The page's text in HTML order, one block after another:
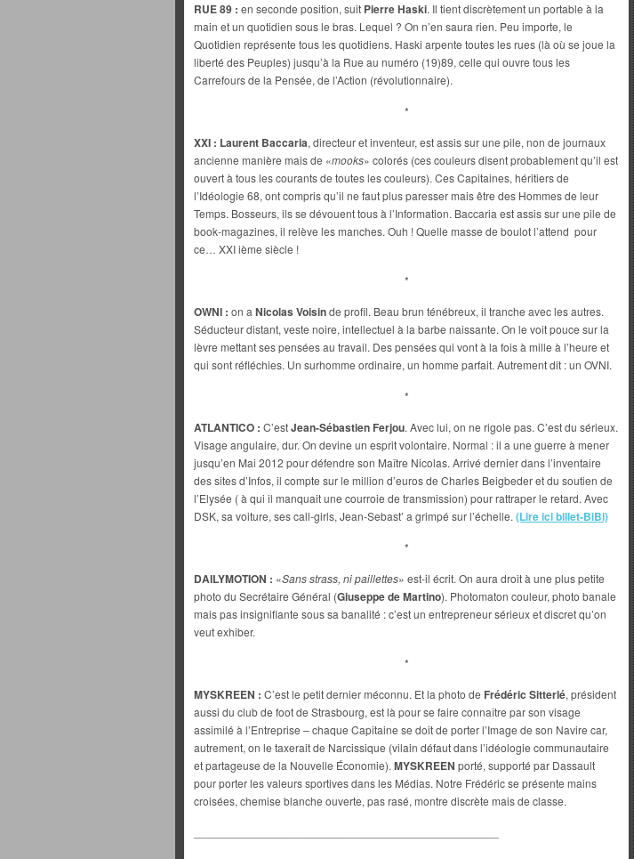
RUE 89 : en seconde position, suit Pierre Haski. Il tient discrètement un portable à la
main et un quotidien sous le bras. Lequel ? On n’en saura rien. Peu importe, le
Quotidien représente tous les quotidiens. Haski arpente toutes les rues (là où se joue la
liberté des Peuples) jusqu’à la Rue au numéro (19)89, celle qui ouvre tous les
Carrefours de la Pensée, de l’Action (révolutionnaire).
*
XXI : Laurent Baccaria, directeur et inventeur, est assis sur une pile, non de journaux
ancienne manière mais de «mooks» colorés (ces couleurs disent probablement qu’il est
ouvert à tous les courants de toutes les couleurs). Ces Capitaines, héritiers de
l’Idéologie 68, ont compris qu’il ne faut plus paresser mais être des Hommes de leur
Temps. Bosseurs, ils se dévouent tous à l’Information. Baccaria est assis sur une pile de
book-magazines, il relève les manches. Ouh ! Quelle masse de boulot l’attend pour
ce… XXI ième siècle !
*
OWNI : on a Nicolas Voisinde profil. Beau brun ténébreux, il tranche avec les autres.
Séducteur distant, veste noire, intellectuel à la barbe naissante. On le voit pouce sur la
lèvre mettant ses pensées au travail. Des pensées qui vont à la fois à mille à l’heure et
qui sont réfléchies. Un surhomme ordinaire, un homme parfait. Autrement dit : un OVNI.
*
ATLANTICO : C’estJean-Sébastien Ferjou. Avec lui, on ne rigole pas. C’est du sérieux.
Visage angulaire, dur. On devine un esprit volontaire. Normal : il a une guerre à mener
jusqu’en Mai 2012 pour défendre son Maître Nicolas. Arrivé dernier dans l’inventaire
des sites d’Infos, il compte sur le million d’euros de Charles Beigbeder et du soutien de
l’Elysée ( à qui il manquait une courroie de transmission) pour rattraper le retard. Avec
DSK, sa voiture, ses call-girls, Jean-Sebast’ a grimpé sur l’échelle. (Lire ici billet-BiBi)
*
DAILYMOTION : «Sans strass, ni paillettes» est-il écrit. On aura droit à une plus petite
photo du Secrétaire Général (Giuseppe de Martino). Photomaton couleur, photo banale
mais pas insignifiante sous sa banalité : c’est un entrepreneur sérieux et discret qu’on
veut exhiber.
*
MYSKREEN : C’est le petit dernier méconnu. Et la photo de Frédéric Sitterlé, président
aussi du club de foot de Strasbourg, est là pour se faire connaître par son visage
assimilé à l’Entreprise – chaque Capitaine se doit de porter l’Image de son Navire car,
autrement, on le taxerait de Narcissique (vilain défaut dans l’idéologie communautaire
et partageuse de la Nouvelle Économie). MYSKREEN porté, supporté par Dassault
pour porter les valeurs sportives dans les Médias. Notre Frédéric se présente mains
croisées, chemise blanche ouverte, pas rasé, montre discrète mais de classe.